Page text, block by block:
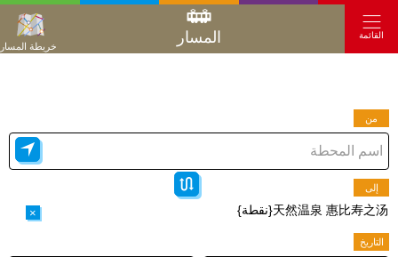
القائمة المسار خريطة المسار
من
إلى
天然温泉 惠比寿之汤{نقطة} ×
التاريخ